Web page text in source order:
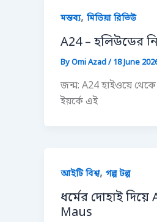
মন্তব্য, মিডিয়া রিভিউ
A24 – হলিউডের
ByOmi Azad/18 June
জন্ম: A24 হাইওয়ে
ইয়র্কে এই
আইটি বিশ্ব, গল্প টল্প
ধর্মের দোহাই
Maus